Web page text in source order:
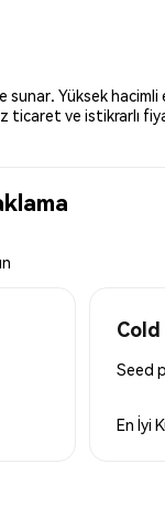
Yüksek hacimli
ticaret ve istikrarlı
Seed
En İyi